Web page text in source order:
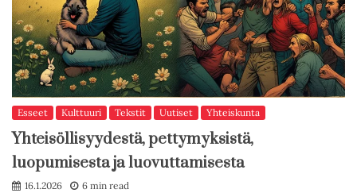
Esseet Kulttuuri Tekstit Uutiset Yhteiskunta
Yhteisöllisyydestä, pettymyksistä,
luopumisesta ja luovuttamisesta
16.1.2026 6 min read